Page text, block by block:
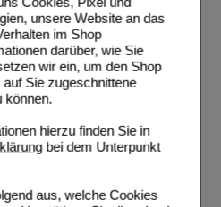
unsere Website an das
im Shop
darüber, wie Sie
wir ein, um den Shop
Sie zugeschnittene
können.
hierzu finden Sie in
bei dem Unterpunkt
aus, welche Cookies